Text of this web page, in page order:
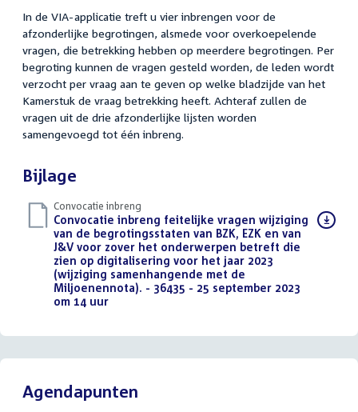
In de VIA-applicatie treft u vier inbrengen voor de
afzonderlijke begrotingen, alsmede voor overkoepelende
vragen, die betrekking hebben op meerdere begrotingen. Per
begroting kunnen de vragen gesteld worden, de leden wordt
verzocht per vraag aan te geven op welke bladzijde van het
Kamerstuk de vraag betrekking heeft. Achteraf zullen de
vragen uit de drie afzonderlijke lijsten worden
samengevoegd tot één inbreng.
Bijlage
Convocatie inbreng
Download
bestand:
Convocatie inbreng feitelijke vragen wijziging
van de begrotingsstaten van BZK, EZK en van
J&V voor zover het onderwerpen betreft die
zien op digitalisering voor het jaar 2023
(wijziging samenhangende met de
Miljoenennota). - 36435 - 25 september 2023
om 14 uur(PDF)
Agendapunten